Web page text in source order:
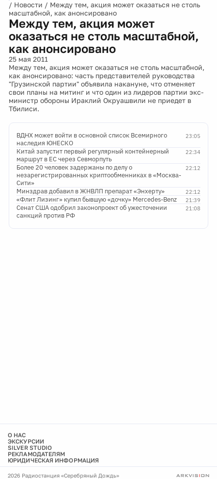
/ Новости / Между тем, акция может оказаться не столь
масштабной, как анонсировано
Между тем, акция может
оказаться не столь масштабной,
как анонсировано
25 мая 2011
Между тем, акция может оказаться не столь масштабной,
как анонсировано: часть представителей руководства
"Грузинской партии" объявила накануне, что отменяет
свои планы на митинг и что один из лидеров партии экс-
министр обороны Ираклий Окруашвили не приедет в
Тбилиси.
23:05
ВДНХ может войти в основной список Всемирного
наследия ЮНЕСКО
22:34
Китай запустит первый регулярный контейнерный
маршрут в ЕС через Севморпуть
22:12
Более 20 человек задержаны по делу о
незарегистрированных криптообменниках в «Москва-
Сити»
22:12
Минздрав добавил в ЖНВЛП препарат «Энхерту»
21:39
«Флит Лизинг» купил бывшую «дочку» Mercedes-Benz
21:08
Сенат США одобрил законопроект об ужесточении
санкций против РФ
О НАС
ЭКСКУРСИИ
SILVER STUDIO
РЕКЛАМОДАТЕЛЯМ
ЮРИДИЧЕСКАЯ ИНФОРМАЦИЯ
2026 Радиостанция «Серебряный Дождь»